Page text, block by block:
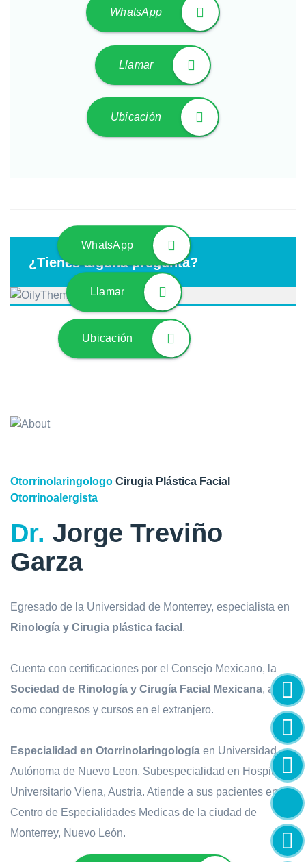
WhatsApp
Llamar
Ubicación
¿Tienes alguna pregunta?
WhatsApp
Llamar
Ubicación
Otorrinolaringologo Cirugia Plástica Facial
Otorrinoalergista
Dr. Jorge Treviño
Garza
Egresado de la Universidad de Monterrey, especialista en
Rinología y Cirugia plástica facial .
Cuenta con certificaciones por el Consejo Mexicano, la
Sociedad de Rinología y Cirugía Facial Mexicana, así
como congresos y cursos en el extranjero.
Especialidad en Otorrinolaringología en Universidad
Autónoma de Nuevo Leon, Subespecialidad en Hospital
Universitario Viena, Austria. Atiende a sus pacientes en el
Centro de Especialidades Medicas de la ciudad de
Monterrey, Nuevo León.